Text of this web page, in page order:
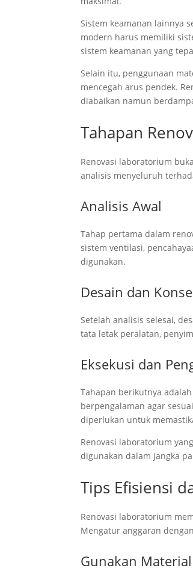
Sistem keamanan lainnya
modern harus memiliki
sistem keamanan yang
Selain itu, penggunaan
mencegah arus pendek.
diabaikan namun
Tahapan
Renovasi laboratorium
analisis menyeluruh
Analisis Awal
Tahap pertama dalam
sistem ventilasi,
digunakan.
Desain dan
Setelah analisis selesai,
tata letak peralatan,
Eksekusi dan
Tahapan berikutnya
berpengalaman agar
diperlukan untuk
Renovasi laboratorium
digunakan dalam jangka
Tips Efisiensi
Renovasi laboratorium
Mengatur anggaran
Gunakan